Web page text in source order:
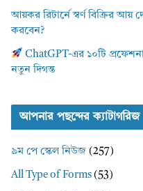
আয়কর রিটার্নে স্বর্ণ বিক্রির
করবেন?
ChatGPT-এর ১০টি
নতুন দিগন্ত
আপনার পছন্দের
৯ম পে স্কেল নিউজ (257)
All Type of Forms (53)